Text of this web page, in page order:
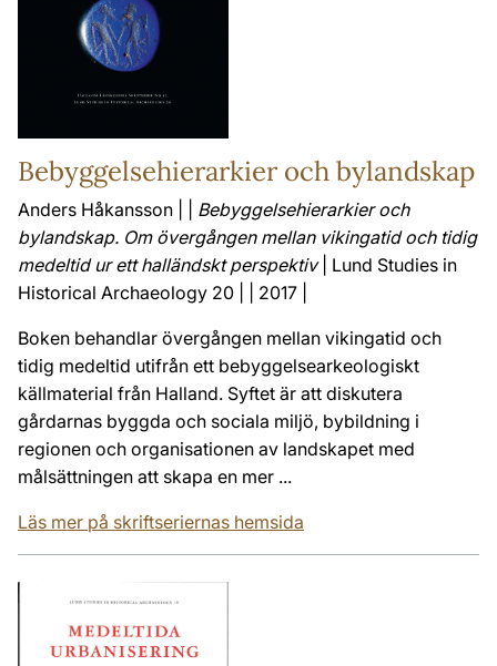
Bebyggelsehierarkier och bylandskap
Anders Håkansson | | Bebyggelsehierarkier och
bylandskap. Om övergången mellan vikingatid och tidig
medeltid ur ett halländskt perspektiv| Lund Studies in
Historical Archaeology 20 | | 2017 |
Boken behandlar övergången mellan vikingatid och
tidig medeltid utifrån ett bebyggelsearkeologiskt
källmaterial från Halland. Syftet är att diskutera
gårdarnas byggda och sociala miljö, bybildning i
regionen och organisationen av landskapet med
målsättningen att skapa en mer ...
Läs mer på skriftseriernas hemsida